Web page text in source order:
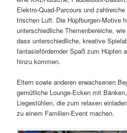
Elektro-Quad-Parcours und
frischen Luft. Die Hüpfburgen-Motive
unterschiedliche Themenbereiche,
dass unterschiedliche, kreative
fantasiefördernder Spaß zum Hüpfen
hinzu kommen.
Eltern sowie anderen erwachsenen
gemütliche Lounge-Ecken mit
Liegestühlen, die zum relaxen
zu einem Familien-Event machen.